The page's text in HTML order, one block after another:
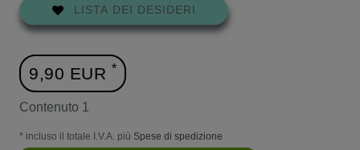
LISTA DEI DESIDERI
9,90 EUR *
Contenuto 1
* incluso il totale I.V.A. più Spese di spedizione